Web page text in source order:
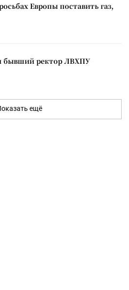
Европы поставить газ,
бывший ректор ЛВХПУ
ещё